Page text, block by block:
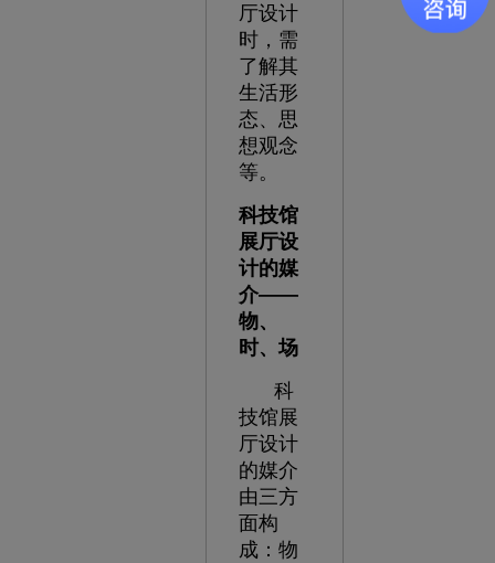
厅设计
时，需
了解其
生活形
态、思
想观念
等。
科技馆
展厅设
计的媒
介——
物、
时、场
科
技馆展
厅设计
的媒介
由三方
面构
成：物